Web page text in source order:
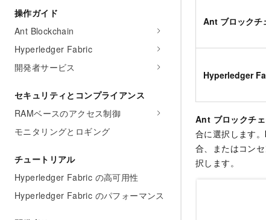
操作ガイド
Ant Blockchain
Hyperledger Fabric
開発者サービス
セキュリティとコンプライアンス
RAMベースのアクセス制御
モニタリングとロギング
チュートリアル
Hyperledger Fabric の高可用性
Hyperledger Fabric のパフォーマンス
Ant ブロックチ
Hyperledger
Ant ブロックチ
合に選択します。
合、またはコン
択します。